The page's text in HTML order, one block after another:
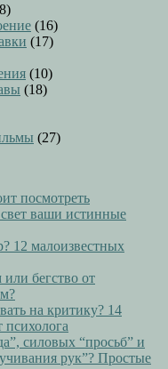
(16)
(17)
(10)
(18)
(27)
посмотреть
ваши истинные
12 малоизвестных
или бегство от
на критику? 14
силовых “просьб” и
рук”? Простые